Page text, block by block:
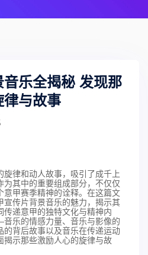
乐全揭秘 发现那
律与故事
旋律和动人故事，吸引了成千上
为其中的重要组成部分，不仅仅
意甲赛季精神的诠释。在这篇文
宣传片背景音乐的魅力，揭示其
传递意甲的独特文化与精神内
乐的情感力量、音乐与影像的
的背后故事以及音乐在传递运动
揭示那些激励人心的旋律与故